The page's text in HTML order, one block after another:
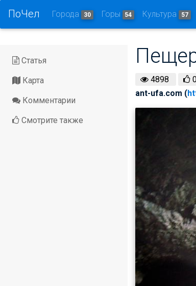
ПоЧел Города 30 Горы 54 Культура 57
Статья
Карта
Комментарии
Смотрите также
4898
ant-ufa.com (